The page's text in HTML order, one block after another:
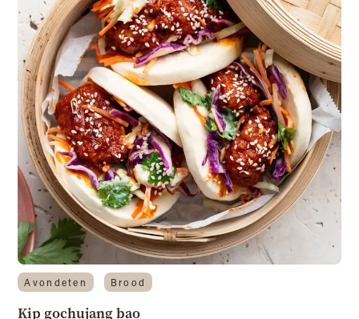
Avondeten Brood
Kip gochujang bao